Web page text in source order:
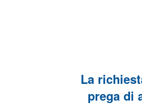
La
prega di